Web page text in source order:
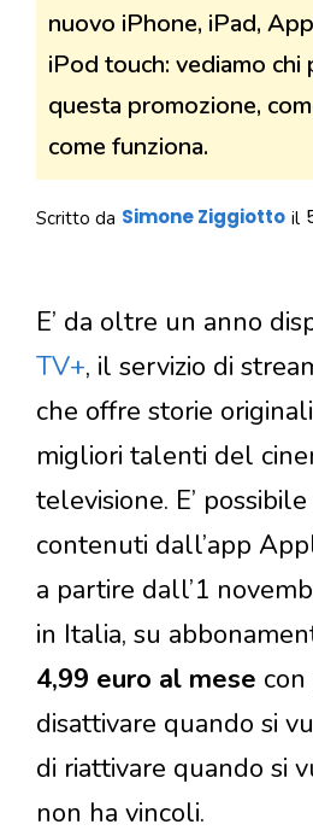
nuovo iPhone, iPad,
iPod touch: vediamo chi
questa promozione,
come funziona.
Scritto da Simone Ziggiotto il
E’ da oltre un anno
TV+, il servizio di
che offre storie
migliori talenti del
televisione. E’
contenuti dall’app
a partire dall’1
in Italia, su
4,99 euro al mese
disattivare quando si
di riattivare quando si
non ha vincoli.